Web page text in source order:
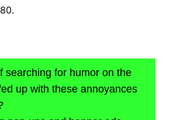
searching for humor on the
up with these annoyances